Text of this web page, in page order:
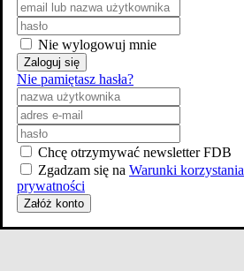
Nie wylogowuj mnie
Zaloguj się
Nie pamiętasz hasła?
Chcę otrzymywać newsletter FDB
Zgadzam się na Warunki korzystania
prywatności
Załóż konto